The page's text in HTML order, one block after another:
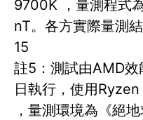
9700K ，量測程式
nT。各方實際量測
15
註5：測試由AMD
日執行，使用
，量測環境為《絕